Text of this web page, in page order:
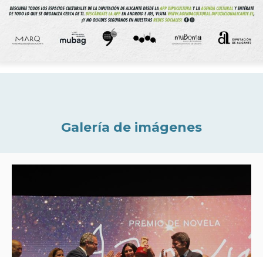
Galería de imágenes